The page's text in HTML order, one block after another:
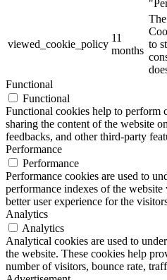
viewed_cookie_policy
11
months
to
Functional
Functional
Functional cookies help to perform
sharing the content of the website
feedbacks, and other third-party
Performance
Performance
Performance cookies are used to
performance indexes of the
better user experience for the
Analytics
Analytics
Analytical cookies are used to
the website. These cookies help
number of visitors, bounce rate,